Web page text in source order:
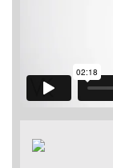
vPages